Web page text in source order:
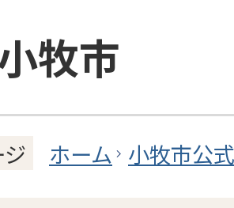
牧市
ホーム 小牧市公